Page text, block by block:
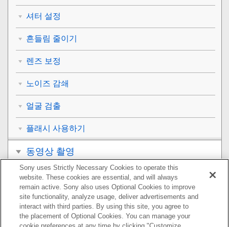
셔터 설정
흔들림 줄이기
렌즈 보정
노이즈 감쇄
얼굴 검출
플래시 사용하기
동영상 촬영
보기
카메라의 사용자 설정
네트워크 기능 사용하기
Sony uses Strictly Necessary Cookies to operate this
website. These cookies are essential, and will always
remain active. Sony also uses Optional Cookies to improve
site functionality, analyze usage, deliver advertisements and
interact with third parties. By using this site, you agree to
the placement of Optional Cookies. You can manage your